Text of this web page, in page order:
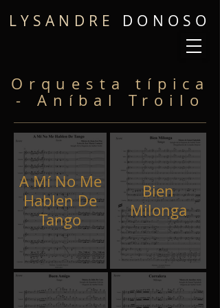
LYSANDRE DONOSO
Orquesta típica
- Aníbal Troilo
A Mí No Me
Hablen De
Tango
Bien
Milonga